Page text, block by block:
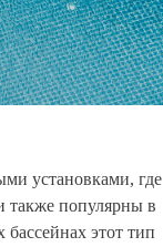
установками, где
также популярны в
этот тип